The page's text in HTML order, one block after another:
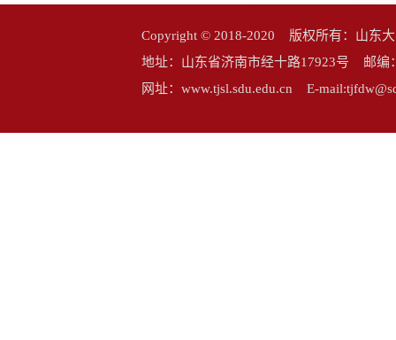
Copyright © 2018-2020 版权所有：山东
地址：山东省济南市经十路17923号 邮
网址：www.tjsl.sdu.edu.cn E-